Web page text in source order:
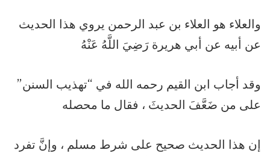
والعلاء هو العلاء بن عبد الرحمن يروي هذا الحديث
عن أبيه عن أبي هريرة رَضِيَ اللَّهُ عَنْهُ
وقد أجاب ابن القيم رحمه الله في “تهذيب السنن”
على من ضَعَّفَ الحديثَ ، فقال ما محصله
إن هذا الحديث صحيح على شرط مسلم ، وإنَّ تفرد